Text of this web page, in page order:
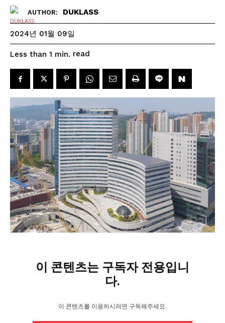
AUTHOR: DUKLASS
2024년 01월 09일
Less than 1 min. read
이 콘텐츠는 구독자 전용입니
다.
이 콘텐츠를 이용하시려면 구독해주세요.